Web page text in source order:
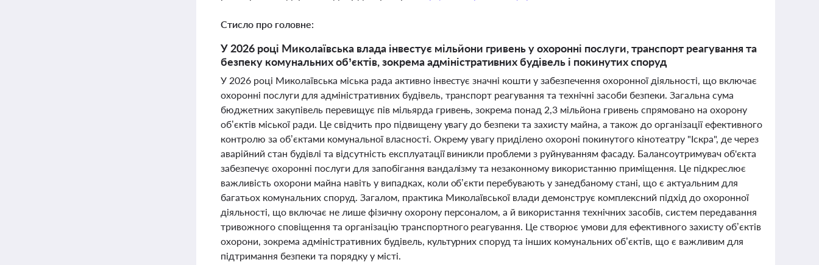
Стисло про головне:
У 2026 році Миколаївська влада інвестує мільйони гривень у охоронні послуги, транспорт реагування та
безпеку комунальних об’єктів, зокрема адміністративних будівель і покинутих споруд
У 2026 році Миколаївська міська рада активно інвестує значні кошти у забезпечення охоронної діяльності, що включає
охоронні послуги для адміністративних будівель, транспорт реагування та технічні засоби безпеки. Загальна сума
бюджетних закупівель перевищує пів мільярда гривень, зокрема понад 2,3 мільйона гривень спрямовано на охорону
об’єктів міської ради. Це свідчить про підвищену увагу до безпеки та захисту майна, а також до організації ефективного
контролю за об’єктами комунальної власності. Окрему увагу приділено охороні покинутого кінотеатру "Іскра", де через
аварійний стан будівлі та відсутність експлуатації виникли проблеми з руйнуванням фасаду. Балансоутримувач об'єкта
забезпечує охоронні послуги для запобігання вандалізму та незаконному використанню приміщення. Це підкреслює
важливість охорони майна навіть у випадках, коли об’єкти перебувають у занедбаному стані, що є актуальним для
багатьох комунальних споруд. Загалом, практика Миколаївської влади демонструє комплексний підхід до охоронної
діяльності, що включає не лише фізичну охорону персоналом, а й використання технічних засобів, систем передавання
тривожного сповіщення та організацію транспортного реагування. Це створює умови для ефективного захисту об’єктів
охорони, зокрема адміністративних будівель, культурних споруд та інших комунальних об’єктів, що є важливим для
підтримання безпеки та порядку у місті.